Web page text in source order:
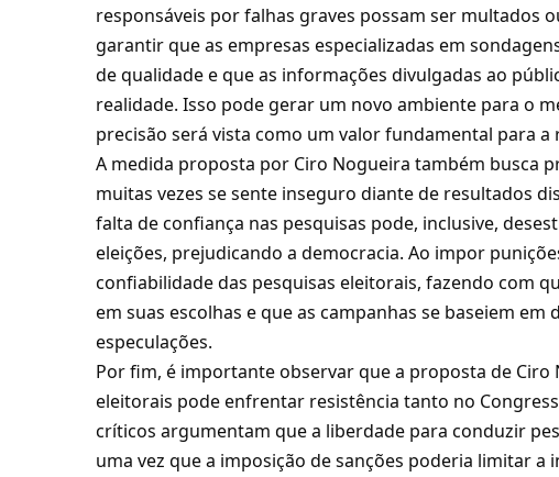
responsáveis por falhas graves possam ser multados
garantir que as empresas especializadas em
de qualidade e que as informações divulgadas ao
realidade. Isso pode gerar um novo ambiente para o
precisão será vista como um valor fundamental para
A medida proposta por Ciro Nogueira também busca
muitas vezes se sente inseguro diante de resultados
falta de confiança nas pesquisas pode, inclusive,
eleições, prejudicando a democracia. Ao impor
confiabilidade das pesquisas eleitorais, fazendo com
em suas escolhas e que as campanhas se baseiem em
especulações.
Por fim, é importante observar que a proposta de
eleitorais pode enfrentar resistência tanto no
críticos argumentam que a liberdade para conduzir
uma vez que a imposição de sanções poderia limitar a